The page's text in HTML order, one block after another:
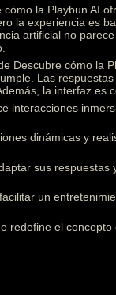
la Playbun AI
la experiencia es
artificial no
Descubre cómo la
Las
la interfaz es
interacciones
dinámicas y
sus respuestas
un
redefine el